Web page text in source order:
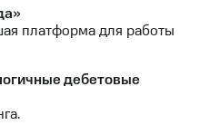
платформа для работы
дебетовые